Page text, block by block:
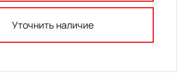
Уточнить наличие